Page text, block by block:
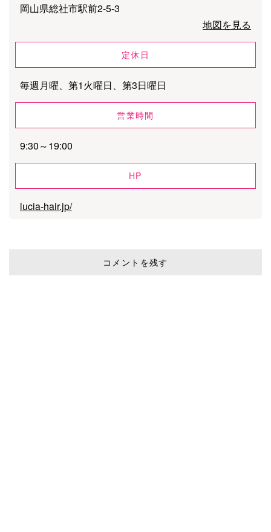
岡山県総社市駅前2-5-3
地図を見る
定休日
毎週月曜、第1火曜日、第3日曜日
営業時間
9:30～19:00
HP
lucia-hair.jp/
コメントを残す